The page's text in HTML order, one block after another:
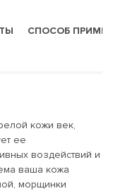
СПОСОБ
кожи век,
ее
воздействий и
ваша кожа
морщинки